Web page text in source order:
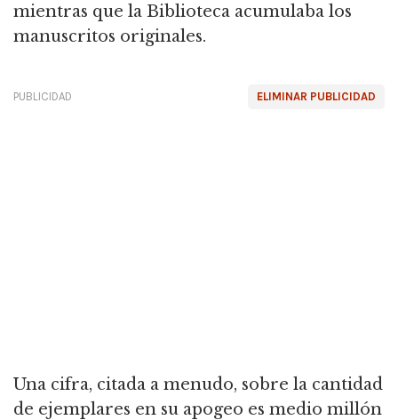
mientras que la Biblioteca acumulaba los
manuscritos originales.
ELIMINAR PUBLICIDAD
PUBLICIDAD
Una cifra, citada a menudo, sobre la cantidad
de ejemplares en su apogeo es medio millón